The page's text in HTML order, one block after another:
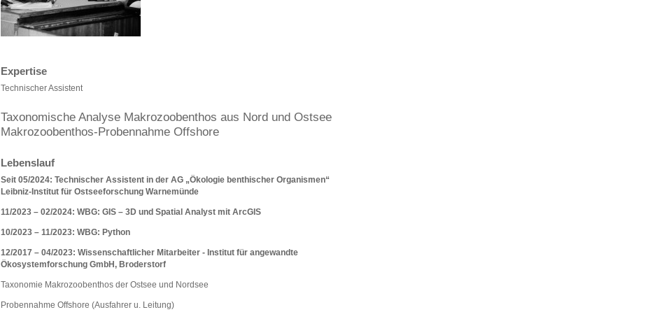
Expertise
Technischer Assistent
Taxonomische Analyse Makrozoobenthos aus Nord und Ostsee
Makrozoobenthos-Probennahme Offshore
Lebenslauf
Seit 05/2024: Technischer Assistent in der AG „Ökologie benthischer Organismen“
Leibniz-Institut für Ostseeforschung Warnemünde
11/2023 – 02/2024: WBG: GIS – 3D und Spatial Analyst mit ArcGIS
10/2023 – 11/2023: WBG: Python
12/2017 – 04/2023: Wissenschaftlicher Mitarbeiter - Institut für angewandte
Ökosystemforschung GmbH, Broderstorf
Taxonomie Makrozoobenthos der Ostsee und Nordsee
Probennahme Offshore (Ausfahrer u. Leitung)